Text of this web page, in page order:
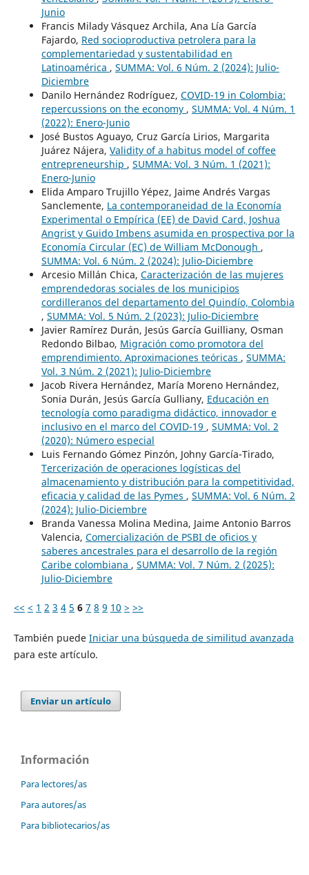
Junio
Francis Milady Vásquez Archila, Ana Lía García
Fajardo, Red socioproductiva petrolera para la
complementariedad y sustentabilidad en
Latinoamérica , SUMMA: Vol. 6 Núm. 2 (2024): Julio-
Diciembre
Danilo Hernández Rodríguez, COVID-19 in Colombia:
repercussions on the economy , SUMMA: Vol. 4 Núm. 1
(2022): Enero-Junio
José Bustos Aguayo, Cruz García Lirios, Margarita
Juárez Nájera, Validity of a habitus model of coffee
entrepreneurship , SUMMA: Vol. 3 Núm. 1 (2021):
Enero-Junio
Elida Amparo Trujillo Yépez, Jaime Andrés Vargas
Sanclemente, La contemporaneidad de la Economía
Experimental o Empírica (EE) de David Card, Joshua
Angrist y Guido Imbens asumida en prospectiva por la
Economía Circular (EC) de William McDonough ,
SUMMA: Vol. 6 Núm. 2 (2024): Julio-Diciembre
Arcesio Millán Chica, Caracterización de las mujeres
emprendedoras sociales de los municipios
cordilleranos del departamento del Quindío, Colombia
, SUMMA: Vol. 5 Núm. 2 (2023): Julio-Diciembre
Javier Ramírez Durán, Jesús García Guilliany, Osman
Redondo Bilbao, Migración como promotora del
emprendimiento. Aproximaciones teóricas , SUMMA:
Vol. 3 Núm. 2 (2021): Julio-Diciembre
Jacob Rivera Hernández, María Moreno Hernández,
Sonia Durán, Jesús García Gulliany, Educación en
tecnología como paradigma didáctico, innovador e
inclusivo en el marco del COVID-19 , SUMMA: Vol. 2
(2020): Número especial
Luis Fernando Gómez Pinzón, Johny García-Tirado,
Tercerización de operaciones logísticas del
almacenamiento y distribución para la competitividad,
eficacia y calidad de las Pymes , SUMMA: Vol. 6 Núm. 2
(2024): Julio-Diciembre
Branda Vanessa Molina Medina, Jaime Antonio Barros
Valencia, Comercialización de PSBI de oficios y
saberes ancestrales para el desarrollo de la región
Caribe colombiana , SUMMA: Vol. 7 Núm. 2 (2025):
Julio-Diciembre
<< < 1 2 3 4 5 6 7 8 9 10 > >>
También puede Iniciar una búsqueda de similitud avanzada
para este artículo.
Enviar un artículo
Información
Para lectores/as
Para autores/as
Para bibliotecarios/as